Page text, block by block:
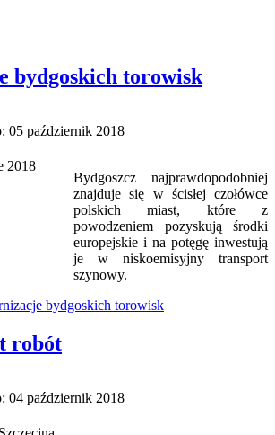
bydgoskich torowisk
05 październik 2018
Bydgoszcz najprawdopodobniej
znajduje się w ścisłej czołówce
polskich miast, które z
powodzeniem pozyskują środki
europejskie i na potęgę inwestują
je w niskoemisyjny transport
szynowy.
bydgoskich torowisk
robót
04 październik 2018